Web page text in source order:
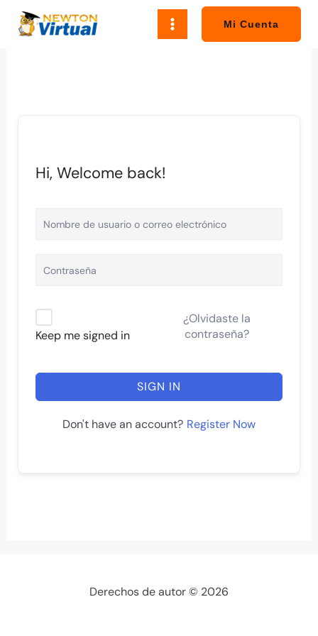
Mi Cuenta
Hi, Welcome back!
Keep me signed in
¿Olvidaste la
contraseña?
SIGN IN
Don't have an account? Register Now
Derechos de autor © 2026